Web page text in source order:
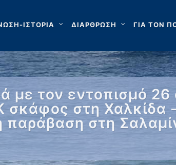
ΙΣΤΟΡΙΑ ΔΙΑΡΘΡΩΣΗ ΓΙΑ ΤΟΝ
με τον εντοπισμό
στη Χαλκίδα
στη